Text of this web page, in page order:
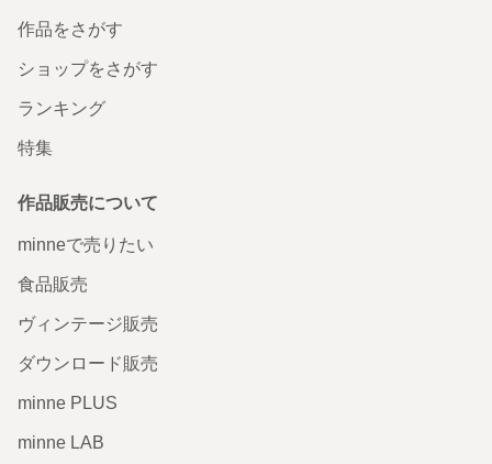
作品をさがす
ショップをさがす
ランキング
特集
作品販売について
minneで売りたい
食品販売
ヴィンテージ販売
ダウンロード販売
minne PLUS
minne LAB